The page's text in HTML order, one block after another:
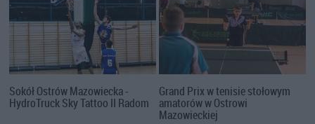
Sokół Ostrów Mazowiecka -
HydroTruck Sky Tattoo II Radom
Grand Prix w tenisie stołowym
amatorów w Ostrowi
Mazowieckiej